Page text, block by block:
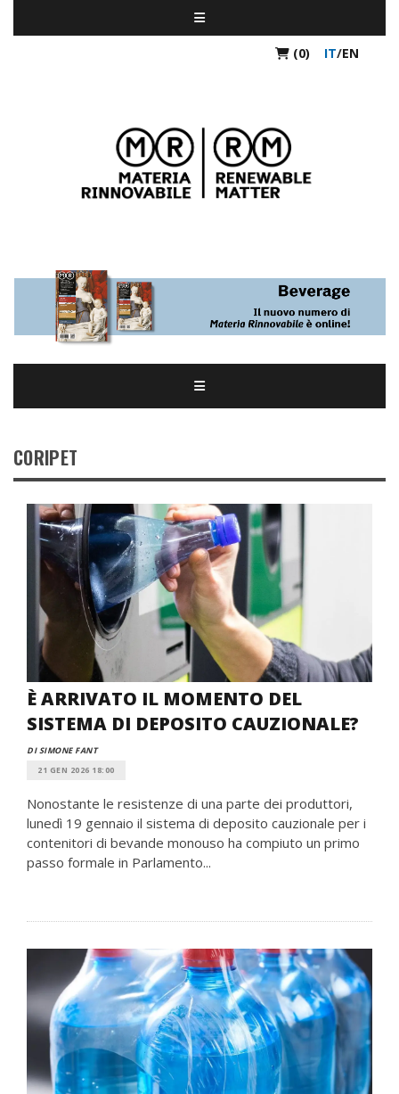
(0) IT/EN
CORIPET
È ARRIVATO IL MOMENTO DEL
SISTEMA DI DEPOSITO CAUZIONALE?
DI SIMONE FANT
21 GEN 2026 18:00
Nonostante le resistenze di una parte dei produttori,
lunedì 19 gennaio il sistema di deposito cauzionale per i
contenitori di bevande monouso ha compiuto un primo
passo formale in Parlamento...